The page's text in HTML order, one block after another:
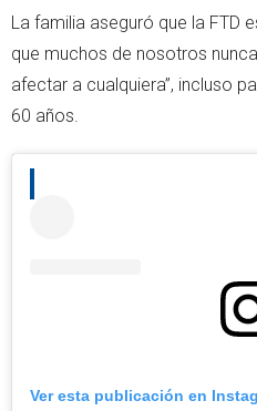
La familia aseguró que la FTD
que muchos de nosotros
afectar a cualquiera”, incluso
60 años.
Ver esta publicación en